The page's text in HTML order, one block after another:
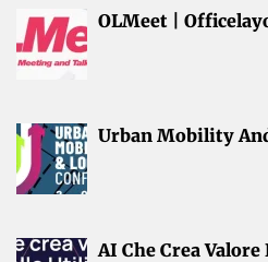
OLMeet |
Urban Mobility
AI Che Crea